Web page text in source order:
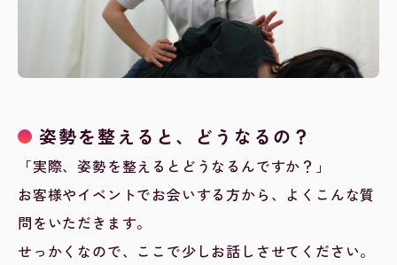
姿勢を整えると、どうなるの？
「実際、姿勢を整えるとどうなるんですか？」
お客様やイベントでお会いする方から、よくこんな質
問をいただきます。
せっかくなので、ここで少しお話しさせてください。